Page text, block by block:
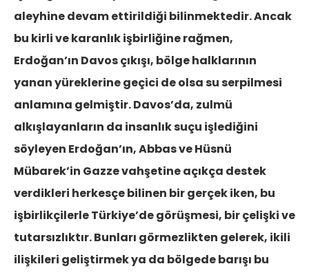
aleyhine devam ettirildiği bilinmektedir. Ancak
bu kirli ve karanlık işbirliğine rağmen,
Erdoğan’ın Davos çıkışı, bölge halklarının
yanan yüreklerine geçici de olsa su serpilmesi
anlamına gelmiştir. Davos’da, zulmü
alkışlayanların da insanlık suçu işlediğini
söyleyen Erdoğan’ın, Abbas ve Hüsnü
Mübarek’in Gazze vahşetine açıkça destek
verdikleri herkesçe bilinen bir gerçek iken, bu
işbirlikçilerle Türkiye’de görüşmesi, bir çelişki ve
tutarsızlıktır. Bunları görmezlikten gelerek, ikili
ilişkileri geliştirmek ya da bölgede barışı bu